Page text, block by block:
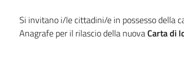
Si invitano i/le cittadini/e in possesso della
Anagrafe per il rilascio della nuovaCarta di